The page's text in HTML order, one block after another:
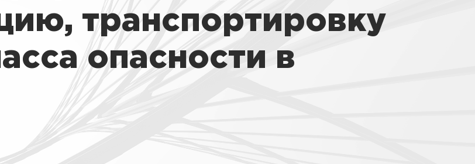
транспортировку
опасности в